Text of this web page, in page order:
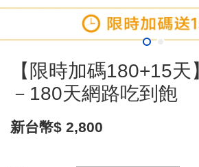
【限時加碼180+15
－180天網路吃到飽
新台幣$ 2,800